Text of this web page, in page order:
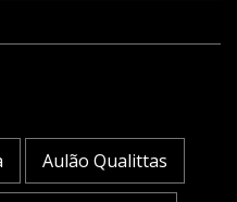
Aulão Qualittas